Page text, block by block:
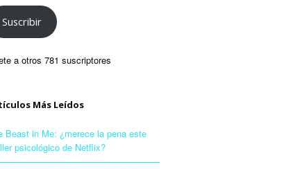
Suscribir
a otros 781 suscriptores
Más Leídos
Beast in Me: ¿merece la pena este
psicológico de Netflix?